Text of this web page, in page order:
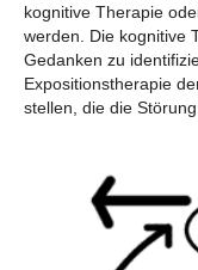
kognitive Therapie
werden. Die kognitive
Gedanken zu
Expositionstherapie
stellen, die die Störung